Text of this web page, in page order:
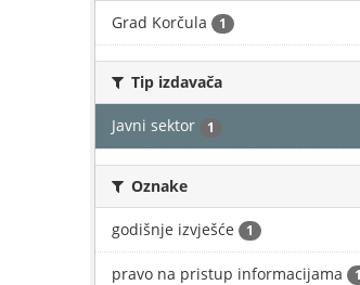
Grad Korčula 1
Tip izdavača
Javni sektor 1
Oznake
godišnje izvješće 1
pravo na pristup informacijama 1